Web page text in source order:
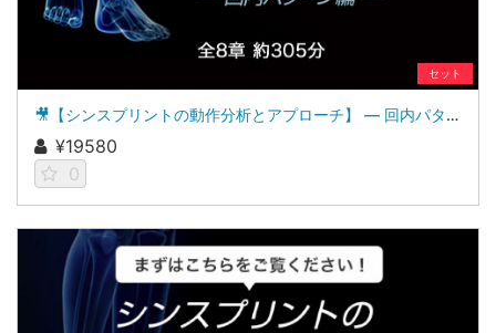
セット
🎥【シンスプリントの動作分析とアプローチ】 ― 回内パターン編 ―
¥19580
0